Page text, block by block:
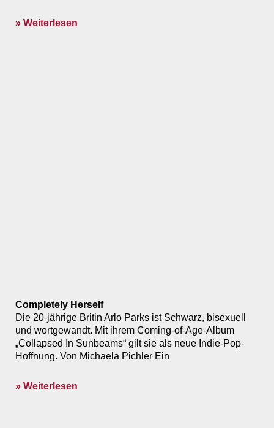
» Weiterlesen
Completely Herself
Die 20-jährige Britin Arlo Parks ist Schwarz, bisexuell
und wortgewandt. Mit ihrem Coming-of-Age-Album
„Collapsed In Sunbeams“ gilt sie als neue Indie-Pop-
Hoffnung. Von Michaela Pichler Ein
» Weiterlesen